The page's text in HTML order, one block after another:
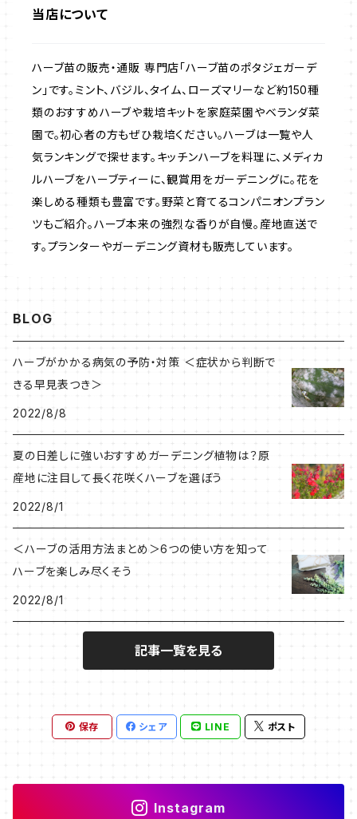
ガーデンベジタ・イタリア野菜
いちご
当店について
ハーブ苗の販売・通販 専門店「ハーブ苗のポタジェガーデ
ン」です。ミント、バジル、タイム、ローズマリーなど約150種
類のおすすめハーブや栽培キットを家庭菜園やベランダ菜
園で。初心者の方もぜひ栽培ください。ハーブは一覧や人
気ランキングで探せます。キッチンハーブを料理に、メディカ
ルハーブをハーブティーに、観賞用をガーデニングに。花を
楽しめる種類も豊富です。野菜と育てるコンパニオンプラン
ツもご紹介。ハーブ本来の強烈な香りが自慢。産地直送で
す。プランターやガーデニング資材も販売しています。
BLOG
ハーブがかかる病気の予防・対策 ＜症状から判断で
きる早見表つき＞
2022/8/8
夏の日差しに強いおすすめガーデニング植物は？原
産地に注目して長く花咲くハーブを選ぼう
2022/8/1
＜ハーブの活用方法まとめ＞6つの使い方を知って
ハーブを楽しみ尽くそう
2022/8/1
記事一覧を見る
保存 シェア LINE ポスト
Instagram